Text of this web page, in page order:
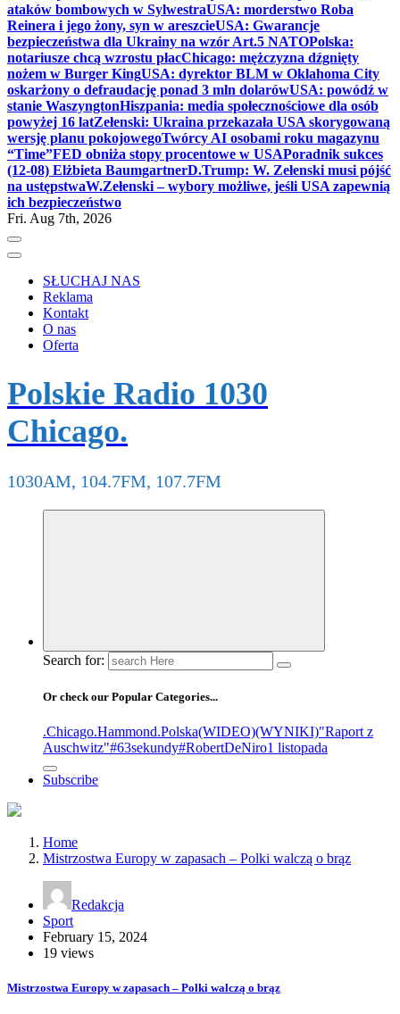
ataków bombowych w SylwestraUSA: morderstwo Roba
Reinera i jego żony, syn w areszcieUSA: Gwarancje
bezpieczeństwa dla Ukrainy na wzór Art.5 NATOPolska:
notariusze chcą wzrostu płacChicago: mężczyzna dźgnięty
nożem w Burger KingUSA: dyrektor BLM w Oklahoma City
oskarżony o defraudację ponad 3 mln dolarówUSA: powódź w
stanie WaszyngtonHiszpania: media społecznościowe dla osób
powyżej 16 latZełenski: Ukraina przekazała USA skorygowaną
wersję planu pokojowegoTwórcy AI osobami roku magazynu
“Time”FED obniża stopy procentowe w USAPoradnik sukces
(12-08) Elżbieta BaumgartnerD.Trump: W. Zełenski musi pójść
na ustępstwaW.Zełenski – wybory możliwe, jeśli USA zapewnią
ich bezpieczeństwo
Fri. Aug 7th, 2026
SŁUCHAJ NAS
Reklama
Kontakt
O nas
Oferta
Polskie Radio 1030
Chicago.
1030AM, 104.7FM, 107.7FM
Search for:
Or check our Popular Categories...
.Chicago.Hammond.Polska(WIDEO)(WYNIKI)"Raport z
Auschwitz"#63sekundy#RobertDeNiro1 listopada
Subscribe
Home
Mistrzostwa Europy w zapasach – Polki walczą o brąz
Redakcja
Sport
February 15, 2024
19 views
Mistrzostwa Europy w zapasach – Polki walczą o brąz